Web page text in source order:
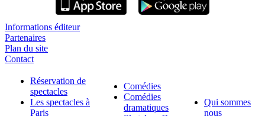
Informations éditeur
Partenaires
Plan du site
Contact
Réservation de
spectacles
Les spectacles à
Paris
Comédies
Comédies
dramatiques
Qui sommes
nous